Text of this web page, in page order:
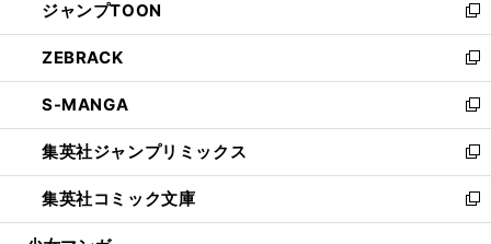
く
で
開
く
ド
ウ
で
開
く
ィ
ン
ド
ウ
で
開
く
い
ウ
ィ
ン
ド
ウ
で
開
く
ジャンプTOON
新
し
い
ウ
ィ
ン
ド
ウ
で
開
ZEBRACK
新
し
い
ウ
ィ
ン
ド
ウ
S-MANGA
新
し
い
ウ
ィ
ン
集英社ジャンプリミックス
新
し
い
ウ
集英社コミック文庫
新
し